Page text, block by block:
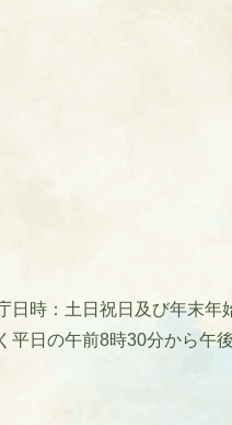
日時：土日祝日及び年末年
平日の午前8時30分から午